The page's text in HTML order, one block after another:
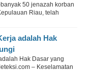
50 jenazah korban
Riau, telah
adalah Hak
Hak Dasar yang
– Keselamatan